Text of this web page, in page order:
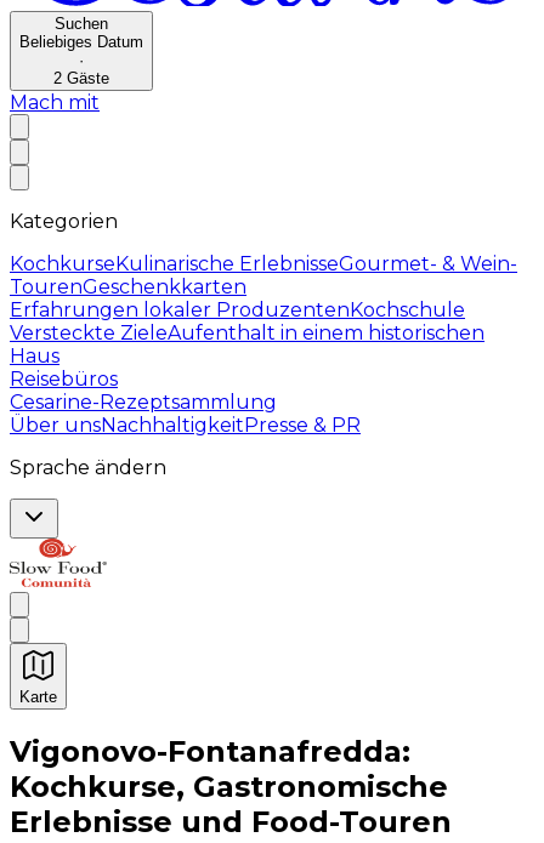
Suchen
Beliebiges Datum
·
2 Gäste
Mach mit
Kategorien
KochkurseKulinarische ErlebnisseGourmet- & Wein-
TourenGeschenkkarten
Erfahrungen lokaler ProduzentenKochschule
Versteckte ZieleAufenthalt in einem historischen
Haus
Reisebüros
Cesarine-Rezeptsammlung
Über unsNachhaltigkeitPresse & PR
Sprache ändern
Karte
Unvergessliche kulinarische Erlebnisse:
Vigonovo-Fontanafredda:
Kochkurse, Gastronomische
Erlebnisse und Food-Touren